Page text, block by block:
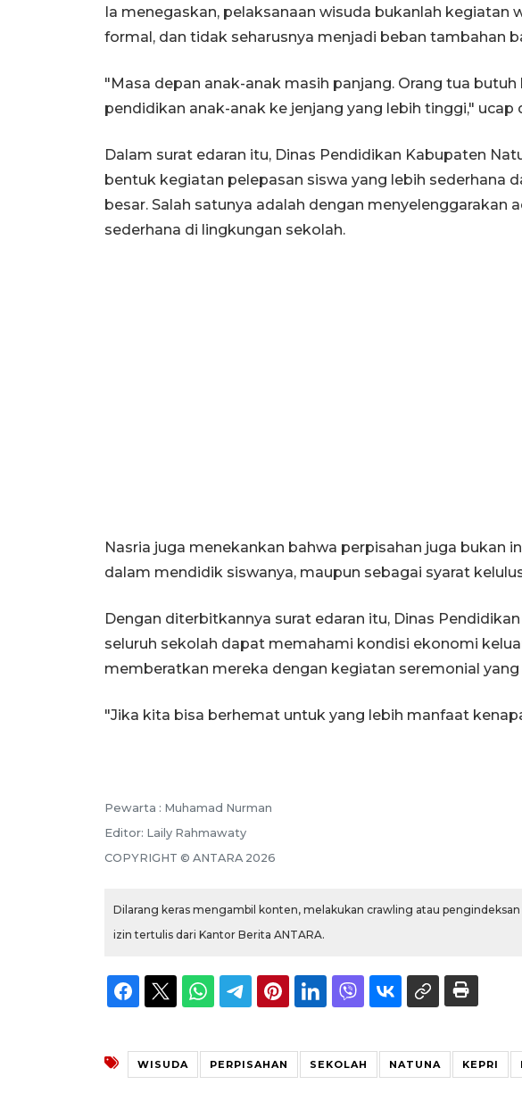
Ia menegaskan, pelaksanaan wisuda bukanlah kegiatan
formal, dan tidak seharusnya menjadi beban tambahan
"Masa depan anak-anak masih panjang. Orang tua
pendidikan anak-anak ke jenjang yang lebih tinggi," ucap
Dalam surat edaran itu, Dinas Pendidikan Kabupaten
bentuk kegiatan pelepasan siswa yang lebih sederhana
besar. Salah satunya adalah dengan menyelenggarakan
sederhana di lingkungan sekolah.
Nasria juga menekankan bahwa perpisahan juga bukan
dalam mendidik siswanya, maupun sebagai syarat
Dengan diterbitkannya surat edaran itu, Dinas
seluruh sekolah dapat memahami kondisi ekonomi
memberatkan mereka dengan kegiatan seremonial yang
"Jika kita bisa berhemat untuk yang lebih manfaat
Pewarta : Muhamad Nurman
Editor: Laily Rahmawaty
COPYRIGHT © ANTARA 2026
Dilarang keras mengambil konten, melakukan crawling atau
izin tertulis dari Kantor Berita ANTARA.
WISUDA PERPISAHAN SEKOLAH NATUNA KEPRI